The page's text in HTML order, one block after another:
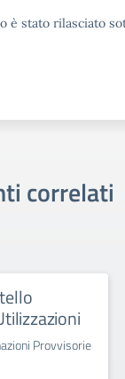
è stato rilasciato
correlati
Provvisorie